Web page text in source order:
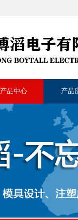
产品中心 产品